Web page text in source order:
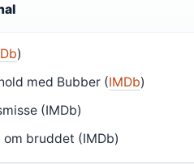
)
med Bubber (IMDb)
(IMDb)
om bruddet (IMDb)